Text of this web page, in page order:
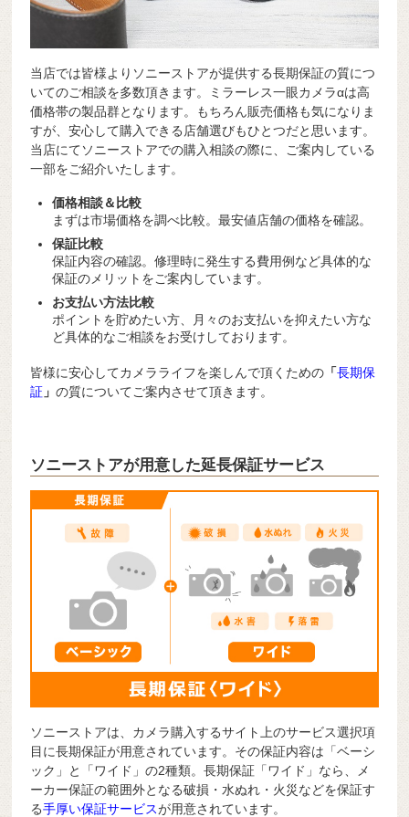
当店では皆様よりソニーストアが提供する長期保証の質につ
いてのご相談を多数頂きます。ミラーレス一眼カメラαは高
価格帯の製品群となります。もちろん販売価格も気になりま
すが、安心して購入できる店舗選びもひとつだと思います。
当店にてソニーストアでの購入相談の際に、ご案内している
一部をご紹介いたします。
価格相談＆比較
まずは市場価格を調べ比較。最安値店舗の価格を確認。
保証比較
保証内容の確認。修理時に発生する費用例など具体的な
保証のメリットをご案内しています。
お支払い方法比較
ポイントを貯めたい方、月々のお支払いを抑えたい方な
ど具体的なご相談をお受けしております。
皆様に安心してカメラライフを楽しんで頂くための 「長期保
証 」の質についてご案内させて頂きます。
ソニーストアが用意した延長保証サービス
ソニーストアは、カメラ購入するサイト上のサービス選択項
目に長期保証が用意されています。その保証内容は「ベーシ
ック」と「ワイド」の2種類。長期保証「ワイド」なら、メ
ーカー保証の範囲外となる破損・水ぬれ・火災などを保証す
る手厚い保証サービスが用意されています。